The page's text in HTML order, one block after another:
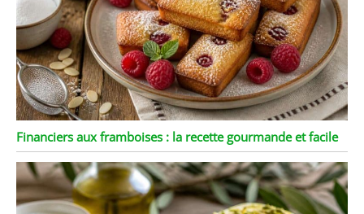
Financiers aux framboises : la recette gourmande et facile